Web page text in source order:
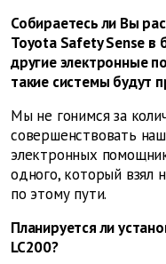
Собираетесь ли Вы
Toyota Safety Sense в
другие электронные
такие системы будут
Мы не гонимся за
совершенствовать
электронных
одного, который взял
по этому пути.
Планируется ли
LC200?